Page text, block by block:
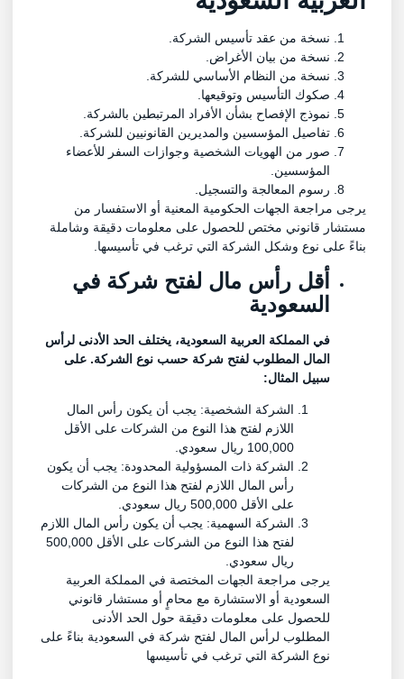
نسخة من عقد تأسيس الشركة.
نسخة من بيان الأغراض.
نسخة من النظام الأساسي للشركة.
صكوك التأسيس وتوقيعها.
نموذج الإفصاح بشأن الأفراد المرتبطين بالشركة.
تفاصيل المؤسسين والمديرين القانونيين للشركة.
صور من الهويات الشخصية وجوازات السفر للأعضاء
المؤسسين.
رسوم المعالجة والتسجيل.
يرجى مراجعة الجهات الحكومية المعنية أو الاستفسار من
مستشار قانوني مختص للحصول على معلومات دقيقة وشاملة
بناءً على نوع وشكل الشركة التي ترغب في تأسيسها.
أقل رأس مال لفتح شركة في
السعودية
في المملكة العربية السعودية، يختلف الحد الأدنى لرأس
المال المطلوب لفتح شركة حسب نوع الشركة. على
سبيل المثال:
الشركة الشخصية: يجب أن يكون رأس المال
اللازم لفتح هذا النوع من الشركات على الأقل
100,000 ريال سعودي.
الشركة ذات المسؤولية المحدودة: يجب أن يكون
رأس المال اللازم لفتح هذا النوع من الشركات
على الأقل 500,000 ريال سعودي.
الشركة السهمية: يجب أن يكون رأس المال اللازم
لفتح هذا النوع من الشركات على الأقل 500,000
ريال سعودي.
يرجى مراجعة الجهات المختصة في المملكة العربية
السعودية أو الاستشارة مع محامٍ أو مستشار قانوني
للحصول على معلومات دقيقة حول الحد الأدنى
المطلوب لرأس المال لفتح شركة في السعودية بناءً على
نوع الشركة التي ترغب في تأسيسها